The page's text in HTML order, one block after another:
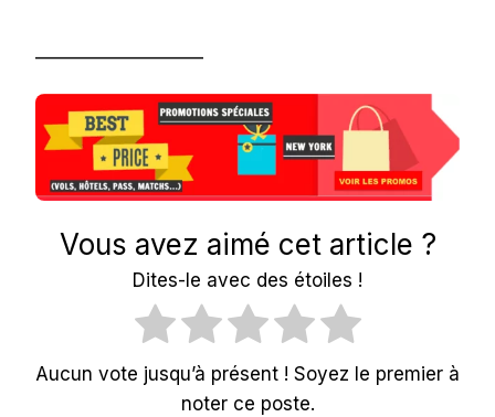
Vous avez aimé cet article ?
Dites-le avec des étoiles !
Aucun vote jusqu’à présent ! Soyez le premier à
noter ce poste.